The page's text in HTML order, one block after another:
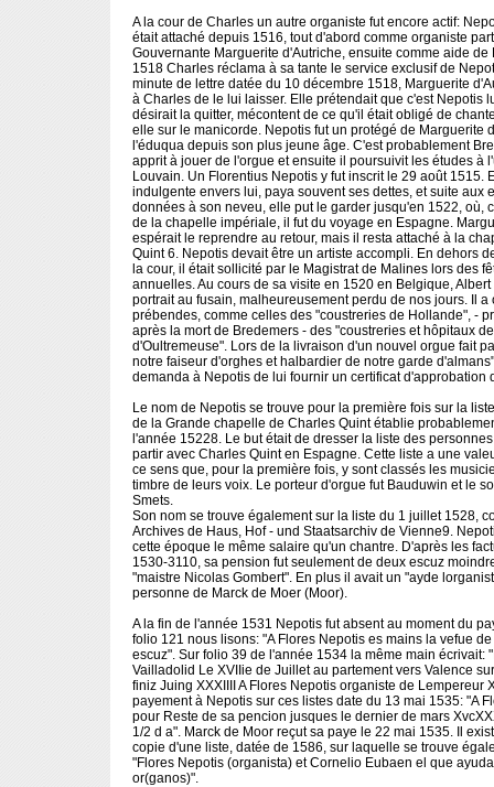
A la cour de Charles un autre organiste fut encore actif:
était attaché depuis 1516, tout d'abord comme organiste
Gouvernante Marguerite d'Autriche, ensuite comme aide de
1518 Charles réclama à sa tante le service exclusif de
minute de lettre datée du 10 décembre 1518, Marguerite
à Charles de le lui laisser. Elle prétendait que c'est Nepotis
désirait la quitter, mécontent de ce qu'il était obligé de
elle sur le manicorde. Nepotis fut un protégé de Marguerite
l'éduqua depuis son plus jeune âge. C'est probablement
apprit à jouer de l'orgue et ensuite il poursuivit les études à
Louvain. Un Florentius Nepotis y fut inscrit le 29 août 1515.
indulgente envers lui, paya souvent ses dettes, et suite aux
données à son neveu, elle put le garder jusqu'en 1522, où,
de la chapelle impériale, il fut du voyage en Espagne.
espérait le reprendre au retour, mais il resta attaché à la
Quint 6. Nepotis devait être un artiste accompli. En dehors
la cour, il était sollicité par le Magistrat de Malines lors des
annuelles. Au cours de sa visite en 1520 en Belgique, Albert
portrait au fusain, malheureusement perdu de nos jours. Il a
prébendes, comme celles des "coustreries de Hollande", -
après la mort de Bredemers - des "coustreries et hôpitaux
d'Oultremeuse". Lors de la livraison d'un nouvel orgue fait
notre faiseur d'orghes et halbardier de notre garde
demanda à Nepotis de lui fournir un certificat d'approbation
Le nom de Nepotis se trouve pour la première fois sur la
de la Grande chapelle de Charles Quint établie
l'année 15228. Le but était de dresser la liste des
partir avec Charles Quint en Espagne. Cette liste a une
ce sens que, pour la première fois, y sont classés les
timbre de leurs voix. Le porteur d'orgue fut Bauduwin et le
Smets.
Son nom se trouve également sur la liste du 1 juillet 1528,
Archives de Haus, Hof - und Staatsarchiv de Vienne9.
cette époque le même salaire qu'un chantre. D'après les
1530-3110, sa pension fut seulement de deux escuz
"maistre Nicolas Gombert". En plus il avait un "ayde
personne de Marck de Moer (Moor).
A la fin de l'année 1531 Nepotis fut absent au moment du
folio 121 nous lisons: "A Flores Nepotis es mains la vefue
escuz". Sur folio 39 de l'année 1534 la même main écrivait:
Vailladolid Le XVIIie de Juillet au partement vers Valence
finiz Juing XXXIIII A Flores Nepotis organiste de Lempereur
payement à Nepotis sur ces listes date du 13 mai 1535: "A
pour Reste de sa pencion jusques le dernier de mars
1/2 d a". Marck de Moor reçut sa paye le 22 mai 1535. Il
copie d'une liste, datée de 1586, sur laquelle se trouve
"Flores Nepotis (organista) et Cornelio Eubaen el que
or(ganos)".